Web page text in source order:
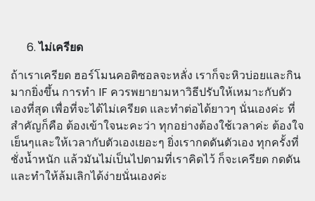
ไม่เครียด
ถ้าเราเครียด ฮอร์โมนคอติซอลจะหลั่ง เราก็จะหิวบ่อยและกิน
มากยิ่งขึ้น การทำ IF ควรพยายามหาวิธีปรับให้เหมาะกับตัว
เองที่สุด เพื่อที่จะได้ไม่เครียด และทำต่อได้ยาวๆ นั่นเองค่ะ ที่
สำคัญก็คือ ต้องเข้าใจนะคะว่า ทุกอย่างต้องใช้เวลาค่ะ ต้องใจ
เย็นๆและให้เวลากับตัวเองเยอะๆ ยิ่งเรากดดันตัวเอง ทุกครั้งที่
ชั่งน้ำหนัก แล้วมันไม่เป็นไปตามที่เราคิดไว้ ก็จะเครียด กดดัน
และทำให้ล้มเลิกได้ง่ายนั่นเองค่ะ